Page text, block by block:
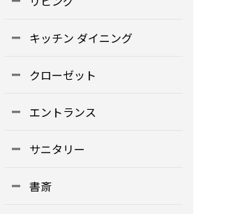
キッチン ダイニング
クローゼット
エントランス
サニタリー
書斎